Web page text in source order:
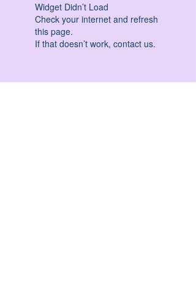
Widget Didn’t Load
Check your internet and refresh
this page.
If that doesn’t work, contact us.